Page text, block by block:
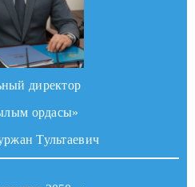
директор
ордасы»
Тультаевич